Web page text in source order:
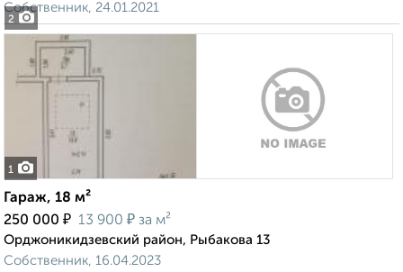
2
Собственник, 24.01.2021
1
Гараж, 18 м²
250 000 ₽ 13 900 ₽ за м²
Орджоникидзевский район, Рыбакова 13
Собственник, 16.04.2023